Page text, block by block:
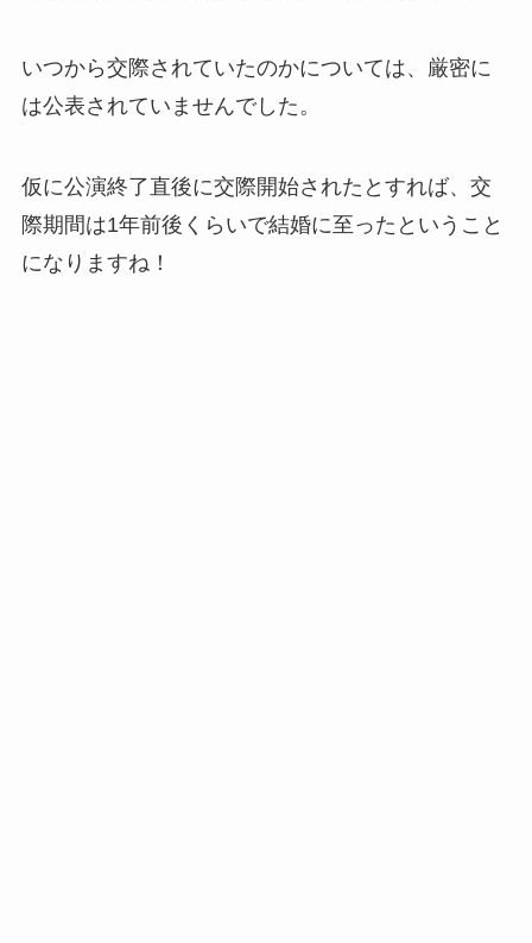
いつから交際されていたのかについては、厳密に
は公表されていませんでした。
仮に公演終了直後に交際開始されたとすれば、交
際期間は1年前後くらいで結婚に至ったということ
になりますね！